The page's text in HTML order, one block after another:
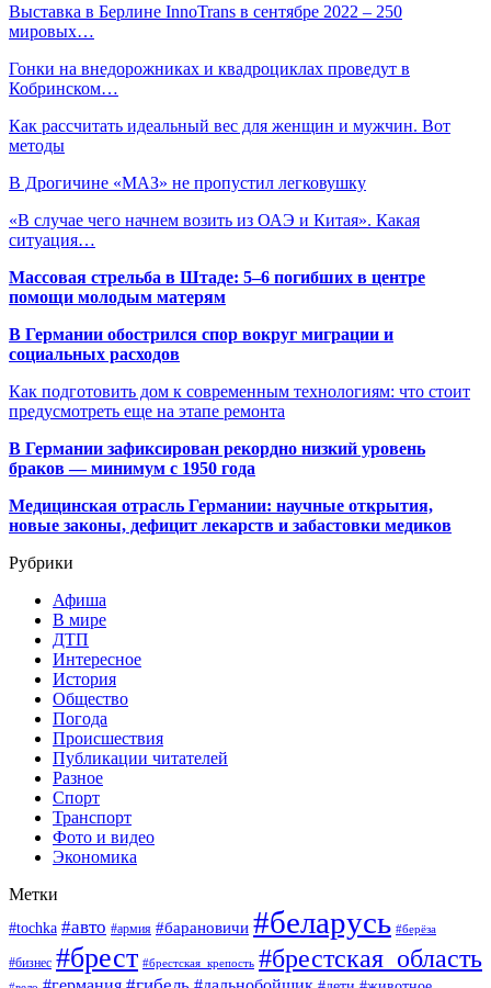
Выставка в Берлине InnoTrans в сентябре 2022 – 250
мировых…
Гонки на внедорожниках и квадроциклах проведут в
Кобринском…
Как рассчитать идеальный вес для женщин и мужчин. Вот
методы
В Дрогичине «МАЗ» не пропустил легковушку
«В случае чего начнем возить из ОАЭ и Китая». Какая
ситуация…
Массовая стрельба в Штаде: 5–6 погибших в центре
помощи молодым матерям
В Германии обострился спор вокруг миграции и
социальных расходов
Как подготовить дом к современным технологиям: что стоит
предусмотреть еще на этапе ремонта
В Германии зафиксирован рекордно низкий уровень
браков — минимум с 1950 года
Медицинская отрасль Германии: научные открытия,
новые законы, дефицит лекарств и забастовки медиков
Рубрики
Афиша
В мире
ДТП
Интересное
История
Общество
Погода
Происшествия
Публикации читателей
Разное
Спорт
Транспорт
Фото и видео
Экономика
Метки
#tochka #авто #армия #барановичи #беларусь #берёза
#бизнес #брест #брестская_крепость #брестская_область